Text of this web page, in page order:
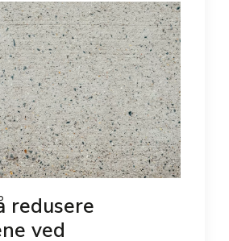
redusere
ved